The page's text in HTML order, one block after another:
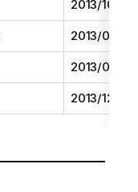
2013/10/01
2013/09/01
2013/06/01
2013/12/01